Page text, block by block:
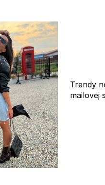
Trendy
mailovej